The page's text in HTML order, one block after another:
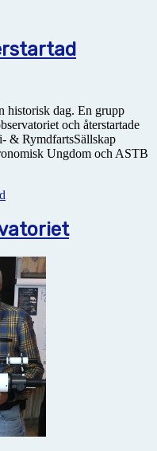
historisk dag. En grupp
och återstartade
& RymdfartsSällskap
Ungdom och ASTB